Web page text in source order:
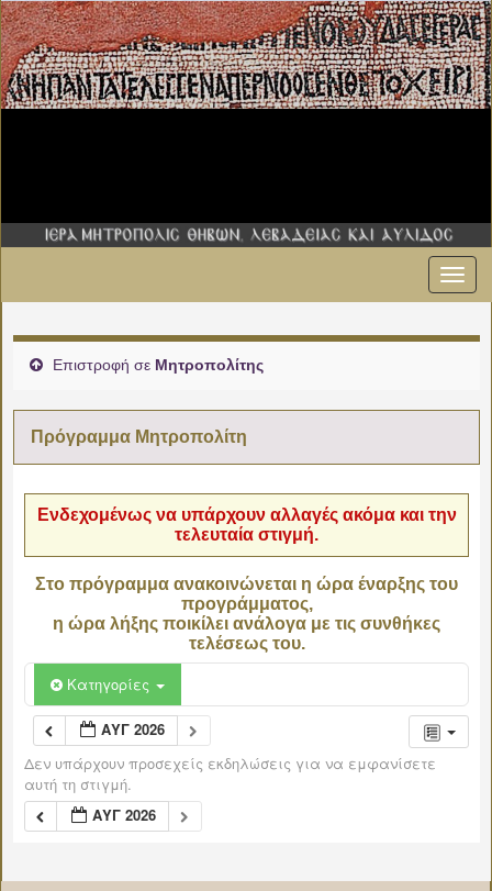
Επιστροφή σε Μητροπολίτης
Πρόγραμμα Μητροπολίτη
Ενδεχομένως να υπάρχουν αλλαγές ακόμα και την
τελευταία στιγμή.
Στο πρόγραμμα ανακοινώνεται η ώρα έναρξης του
προγράμματος,
η ώρα λήξης ποικίλει ανάλογα με τις συνθήκες
τελέσεως του.
Κατηγορίες
ΑΥΓ 2026
Δεν υπάρχουν προσεχείς εκδηλώσεις για να εμφανίσετε
αυτή τη στιγμή.
ΑΥΓ 2026